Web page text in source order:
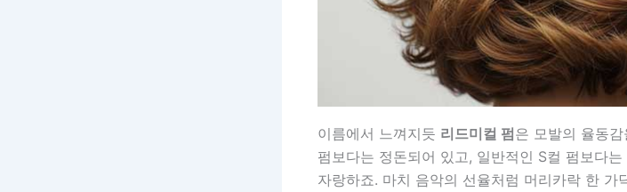
이름에서 느껴지듯 리드미컬 펌은 모발의 율동
펌보다는 정돈되어 있고, 일반적인 S컬 펌보다
자랑하죠. 마치 음악의 선율처럼 머리카락 한 가